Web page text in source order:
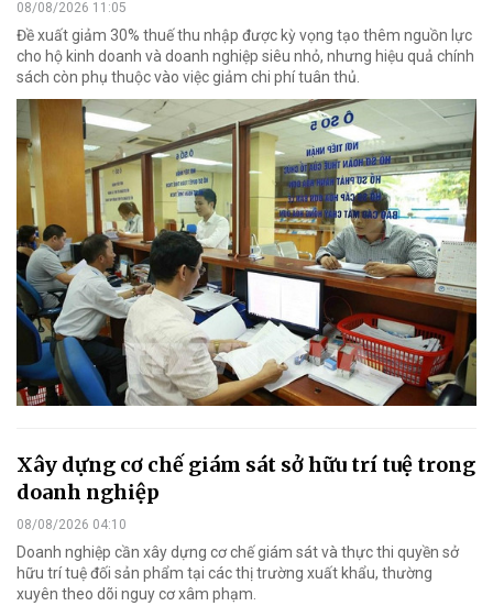
08/08/2026 11:05
Đề xuất giảm 30% thuế thu nhập được kỳ vọng tạo thêm nguồn lực
cho hộ kinh doanh và doanh nghiệp siêu nhỏ, nhưng hiệu quả chính
sách còn phụ thuộc vào việc giảm chi phí tuân thủ.
Xây dựng cơ chế giám sát sở hữu trí tuệ trong
doanh nghiệp
08/08/2026 04:10
Doanh nghiệp cần xây dựng cơ chế giám sát và thực thi quyền sở
hữu trí tuệ đối sản phẩm tại các thị trường xuất khẩu, thường
xuyên theo dõi nguy cơ xâm phạm.